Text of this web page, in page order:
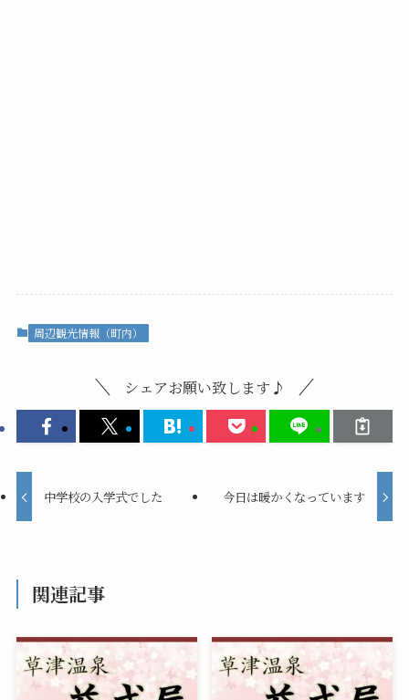
周辺観光情報（町内）
シェアお願い致します♪
中学校の入学式でした 今日は暖かくなっています
関連記事